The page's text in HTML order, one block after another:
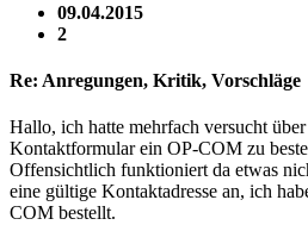
09.04.2015
2
Re: Anregungen, Kritik, Vorschläge
Hallo, ich hatte mehrfach versucht über
Kontaktformular ein OP-COM zu
Offensichtlich funktioniert da etwas
eine gültige Kontaktadresse an, ich
COM bestellt.